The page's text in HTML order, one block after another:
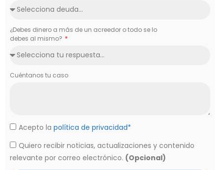
¿Debes dinero a más de un acreedor o todo se lo
debes al mismo?
Cuéntanos tu caso
Acepto la política de privacidad*
Quiero recibir noticias, actualizaciones y contenido
relevante por correo electrónico. (Opcional)